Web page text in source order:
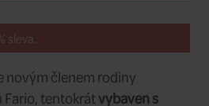
nedostupné